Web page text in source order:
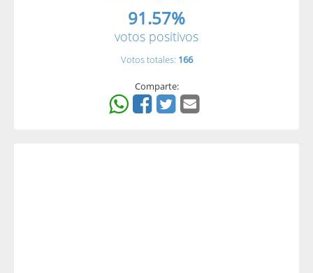
91.57%
votos positivos
Votos totales: 166
Comparte: